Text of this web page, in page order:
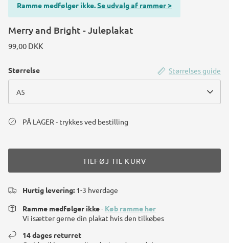
Ramme medfølger ikke.Se udvalg af rammer >
Merry and Bright - Juleplakat
99,00 DKK
Størrelses guide
Størrelse
A5
PÅ LAGER - trykkes ved bestilling
TILFØJ TIL KURV
Hurtig levering: 1-3 hverdage
Ramme medfølger ikke- Køb ramme her
Vi isætter gerne din plakat hvis den tilkøbes
14 dages returret